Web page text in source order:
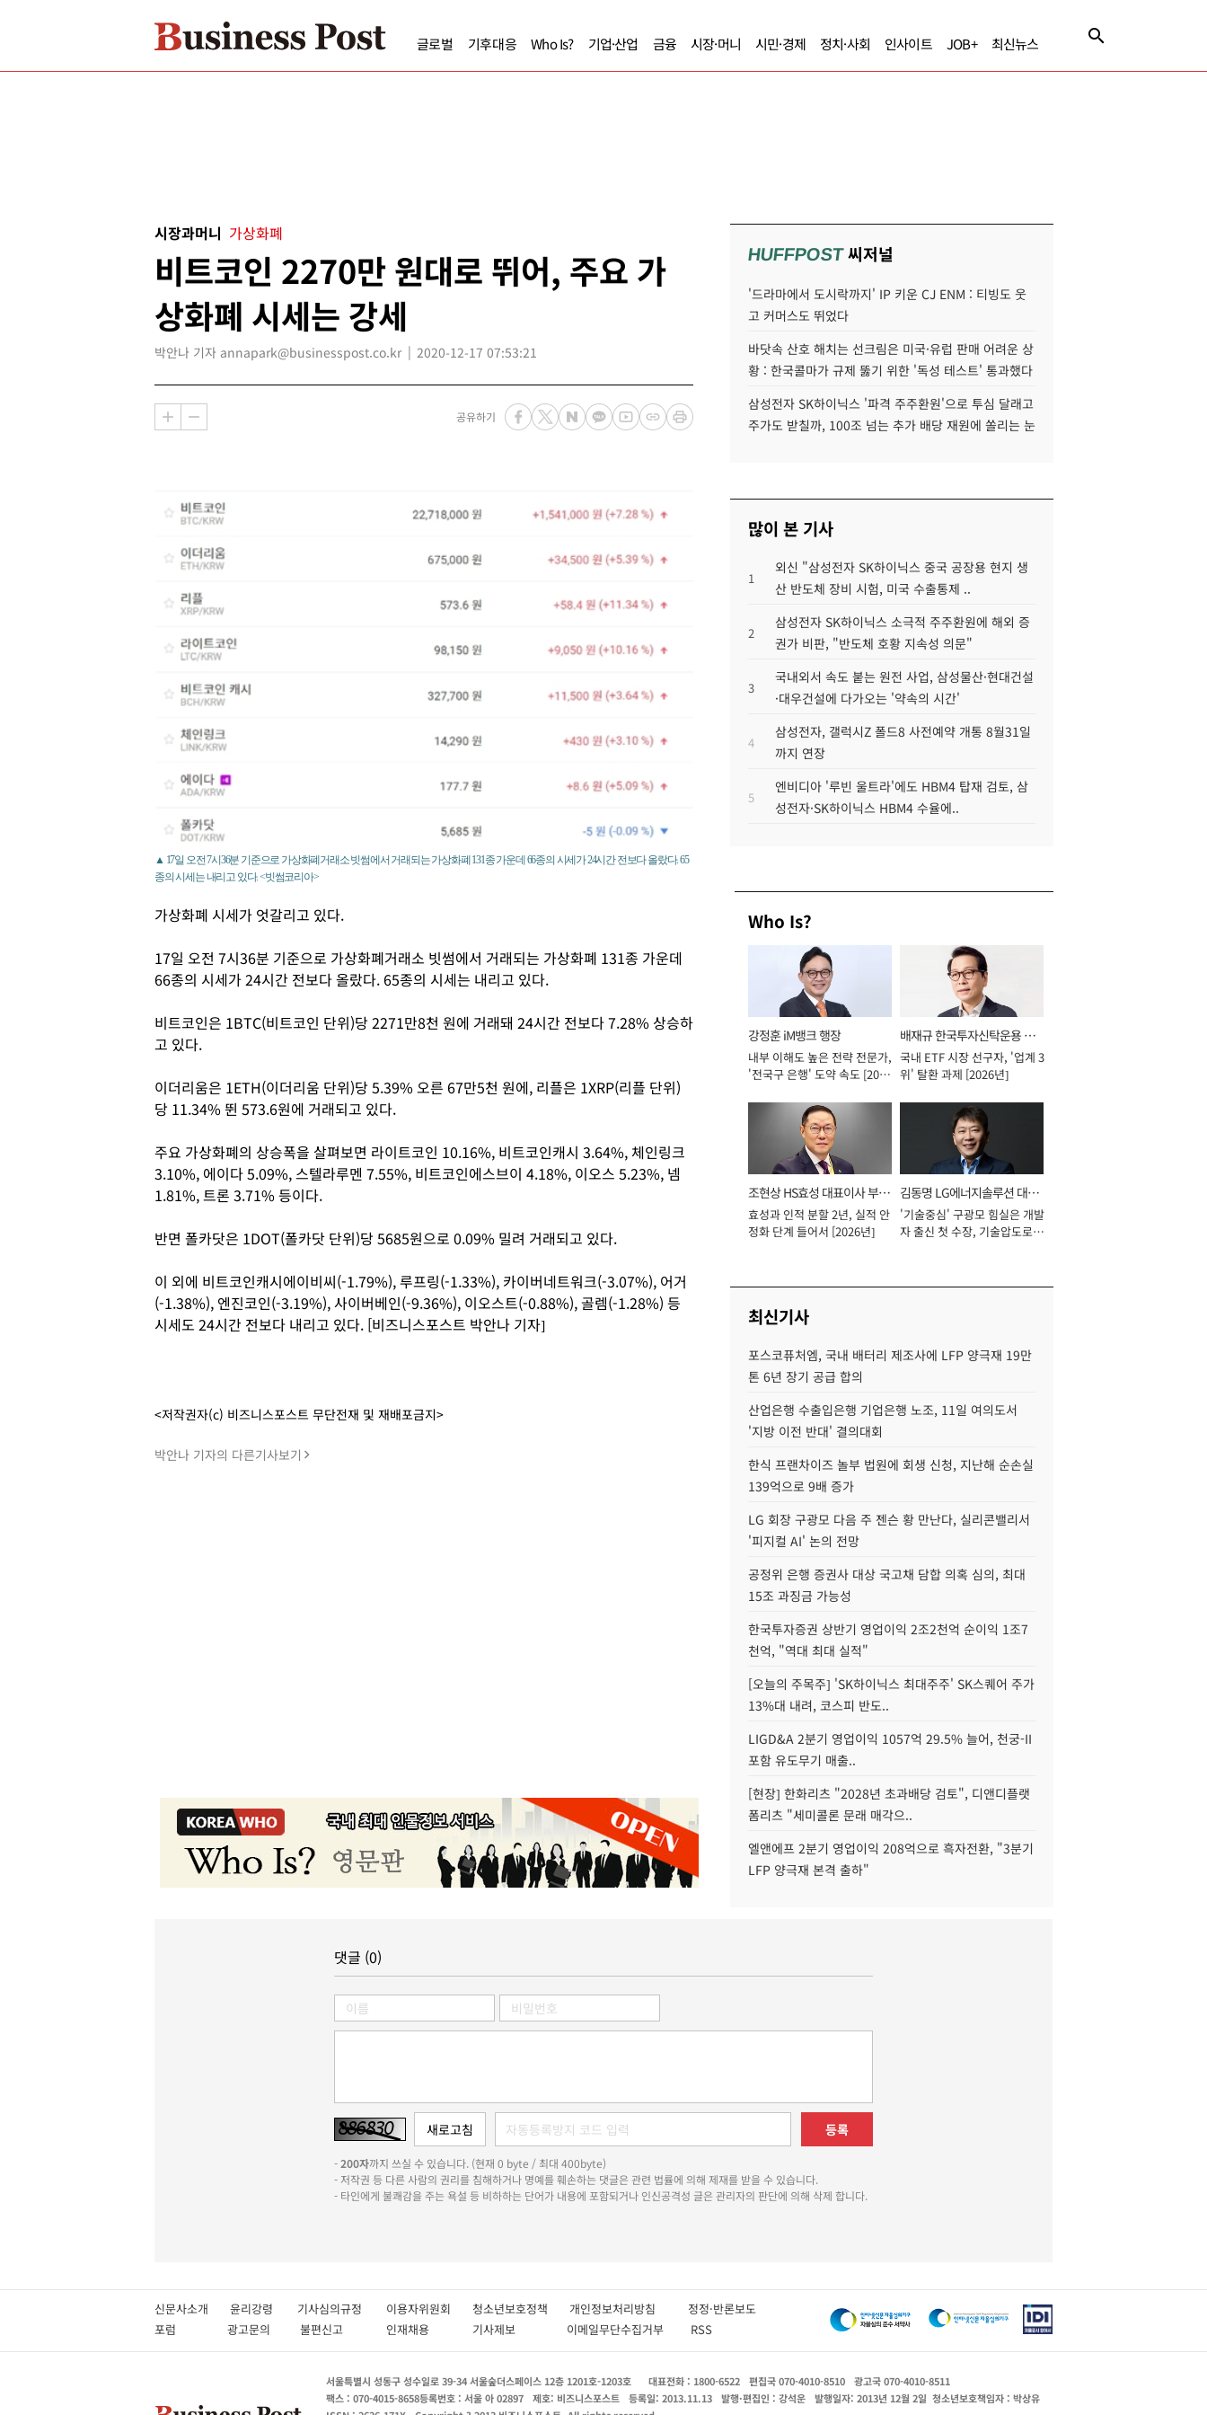
글로벌 기후대응 Who Is? 기업·산업 금융 시장·머니 시민·경제 정치·사회 인사이트 JOB+ 최신뉴스
시장과머니 가상화폐
비트코인 2270만 원대로 뛰어, 주요 가
상화폐 시세는 강세
박안나 기자 annapark@businesspost.co.kr 2020-12-17 07:53:21
공유하기
▲ 17일 오전 7시36분 기준으로 가상화폐거래소 빗썸에서 거래되는 가상화폐 131종 가운데 66종의 시세가 24시간 전보다 올랐다. 65
종의 시세는 내리고 있다. <빗썸코리아>
가상화폐 시세가 엇갈리고 있다.
17일 오전 7시36분 기준으로 가상화폐거래소 빗썸에서 거래되는 가상화폐 131종 가운데
66종의 시세가 24시간 전보다 올랐다. 65종의 시세는 내리고 있다.
비트코인은 1BTC(비트코인 단위)당 2271만8천 원에 거래돼 24시간 전보다 7.28% 상승하
고 있다.
이더리움은 1ETH(이더리움 단위)당 5.39% 오른 67만5천 원에, 리플은 1XRP(리플 단위)
당 11.34% 뛴 573.6원에 거래되고 있다.
주요 가상화폐의 상승폭을 살펴보면 라이트코인 10.16%, 비트코인캐시 3.64%, 체인링크
3.10%, 에이다 5.09%, 스텔라루멘 7.55%, 비트코인에스브이 4.18%, 이오스 5.23%, 넴
1.81%, 트론 3.71% 등이다.
반면 폴카닷은 1DOT(폴카닷 단위)당 5685원으로 0.09% 밀려 거래되고 있다.
이 외에 비트코인캐시에이비씨(-1.79%), 루프링(-1.33%), 카이버네트워크(-3.07%), 어거
(-1.38%), 엔진코인(-3.19%), 사이버베인(-9.36%), 이오스트(-0.88%), 골렘(-1.28%) 등
시세도 24시간 전보다 내리고 있다. [비즈니스포스트 박안나 기자]
<저작권자(c) 비즈니스포스트 무단전재 및 재배포금지>
박안나 기자의 다른기사보기
HUFFPOST씨저널
'드라마에서 도시락까지' IP 키운 CJ ENM : 티빙도 웃
고 커머스도 뛰었다
바닷속 산호 해치는 선크림은 미국·유럽 판매 어려운 상
황 : 한국콜마가 규제 뚫기 위한 '독성 테스트' 통과했다
삼성전자 SK하이닉스 '파격 주주환원'으로 투심 달래고
주가도 받칠까, 100조 넘는 추가 배당 재원에 쏠리는 눈
많이 본 기사
1
외신 "삼성전자 SK하이닉스 중국 공장용 현지 생
산 반도체 장비 시험, 미국 수출통제 ..
2
삼성전자 SK하이닉스 소극적 주주환원에 해외 증
권가 비판, "반도체 호황 지속성 의문"
3
국내외서 속도 붙는 원전 사업, 삼성물산·현대건설
·대우건설에 다가오는 '약속의 시간'
4
삼성전자, 갤럭시Z 폴드8 사전예약 개통 8월31일
까지 연장
5
엔비디아 '루빈 울트라'에도 HBM4 탑재 검토, 삼
성전자·SK하이닉스 HBM4 수율에..
Who Is?
강정훈 iM뱅크 행장
내부 이해도 높은 전략 전문가,
'전국구 은행' 도약 속도 [2026
배재규 한국투자신탁운용 대
표이사 사장
국내 ETF 시장 선구자, '업계 3
위' 탈환 과제 [2026년]
조현상 HS효성 대표이사 부회
장
효성과 인적 분할 2년, 실적 안
정화 단계 들어서 [2026년]
김동명 LG에너지솔루션 대표
이사 사장
'기술중심' 구광모 힘실은 개발
자 출신 첫 수장, 기술압도로
최신기사
포스코퓨처엠, 국내 배터리 제조사에 LFP 양극재 19만
톤 6년 장기 공급 합의
산업은행 수출입은행 기업은행 노조, 11일 여의도서
'지방 이전 반대' 결의대회
한식 프랜차이즈 놀부 법원에 회생 신청, 지난해 순손실
139억으로 9배 증가
LG 회장 구광모 다음 주 젠슨 황 만난다, 실리콘밸리서
'피지컬 AI' 논의 전망
공정위 은행 증권사 대상 국고채 담합 의혹 심의, 최대
15조 과징금 가능성
한국투자증권 상반기 영업이익 2조2천억 순이익 1조7
천억, "역대 최대 실적"
[오늘의 주목주] 'SK하이닉스 최대주주' SK스퀘어 주가
13%대 내려, 코스피 반도..
LIGD&A 2분기 영업이익 1057억 29.5% 늘어, 천궁-II
포함 유도무기 매출..
[현장] 한화리츠 "2028년 초과배당 검토", 디앤디플랫
폼리츠 "세미콜론 문래 매각으..
엘앤에프 2분기 영업이익 208억으로 흑자전환, "3분기
LFP 양극재 본격 출하"
댓글 (0)
등록
-200자까지 쓰실 수 있습니다. (현재 0 byte / 최대 400byte)
- 저작권 등 다른 사람의 권리를 침해하거나 명예를 훼손하는 댓글은 관련 법률에 의해 제재를 받을 수 있습니다.
- 타인에게 불쾌감을 주는 욕설 등 비하하는 단어가 내용에 포함되거나 인신공격성 글은 관리자의 판단에 의해 삭제 합니다.
신문사소개 윤리강령 기사심의규정 이용자위원회 청소년보호정책 개인정보처리방침 정정·반론보도
포럼
광고문의 불편신고 인재채용 기사제보 이메일무단수집거부 RSS
서울특별시 성동구 성수일로 39-34 서울숲더스페이스 12층 1201호-1203호 대표전화 : 1800-6522 편집국 070-4010-8510
광고국 070-4010-8511
팩스 : 070-4015-8658등록번호 : 서울 아 02897 제호: 비즈니스포스트 등록일: 2013.11.13 발행·편집인 : 강석운 발행일자: 2013년 12월 2일 청소년보호책임자 : 박상유